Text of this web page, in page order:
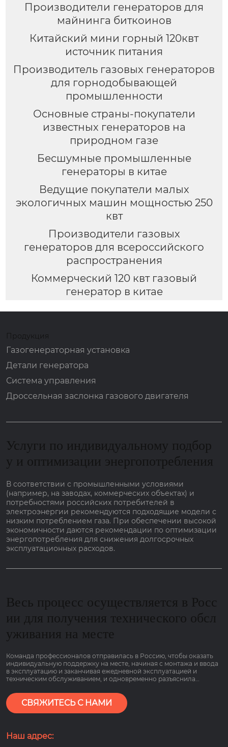
Производители генераторов для
майнинга биткоинов
Китайский мини горный 120квт
источник питания
Производитель газовых генераторов
для горнодобывающей
промышленности
Основные страны-покупатели
известных генераторов на
природном газе
Бесшумные промышленные
генераторы в китае
Ведущие покупатели малых
экологичных машин мощностью 250
квт
Производители газовых
генераторов для всероссийского
распространения
Коммерческий 120 квт газовый
генератор в китае
Продукция
Газогенераторная установка
Детали генератора
Система управления
Дроссельная заслонка газового двигателя
Услуги по индивидуальному подбор
у и оптимизации энергопотребления
В соответствии с промышленными условиями
(например, на заводах, коммерческих объектах) и
потребностями российских потребителей в
электроэнергии рекомендуются подходящие модели с
низким потреблением газа. При обеспечении высокой
экономичности даются рекомендации по оптимизации
энергопотребления для снижения долгосрочных
эксплуатационных расходов.
Весь процесс осуществляется в Росс
ии для получения технического обсл
уживания на месте
Команда профессионалов отправилась в Россию, чтобы оказать
индивидуальную поддержку на месте, начиная с монтажа и ввода
в эксплуатацию и заканчивая ежедневной эксплуатацией и
техническим обслуживанием, и одновременно разъяснила
потреблением газа и гарантией сроком на 2 года, чтобы клиенты
могли пользоваться им болеею спокойно.
СВЯЖИТЕСЬ С НАМИ
Наш адрес: